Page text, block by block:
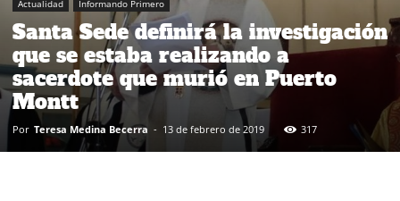
Actualidad Informando Primero
Santa Sede definirá la investigación
que se estaba realizando a
sacerdote que murió en Puerto
Montt
Por Teresa Medina Becerra - 13 de febrero de 2019 317